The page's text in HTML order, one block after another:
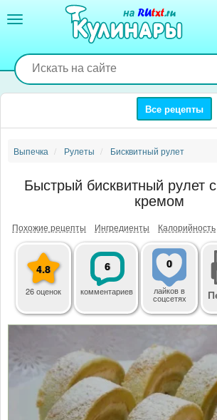
содержанию
Все рецепты
Выпечка Рулеты Бисквитный рулет
Быстрый бисквитный рулет
кремом
Похожие рецепты Ингредиенты Калорийность
4.8
26 оценок
6
комментариев
0
лайковв
соцсетях